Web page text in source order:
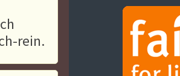
rein.